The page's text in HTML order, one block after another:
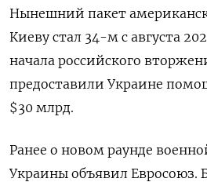
Нынешний пакет
Киеву стал 34-м с августа
начала российского
предоставили Украине
$30 млрд.
Ранее о новом раунде
Украины объявил Евросоюз.